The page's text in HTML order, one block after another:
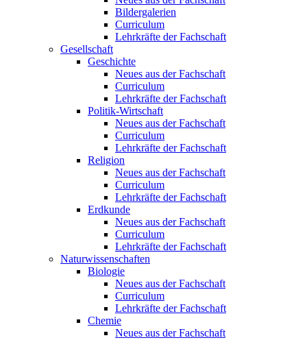
Bildergalerien
Curriculum
Lehrkräfte der Fachschaft
Gesellschaft
Geschichte
Neues aus der Fachschaft
Curriculum
Lehrkräfte der Fachschaft
Politik-Wirtschaft
Neues aus der Fachschaft
Curriculum
Lehrkräfte der Fachschaft
Religion
Neues aus der Fachschaft
Curriculum
Lehrkräfte der Fachschaft
Erdkunde
Neues aus der Fachschaft
Curriculum
Lehrkräfte der Fachschaft
Naturwissenschaften
Biologie
Neues aus der Fachschaft
Curriculum
Lehrkräfte der Fachschaft
Chemie
Neues aus der Fachschaft